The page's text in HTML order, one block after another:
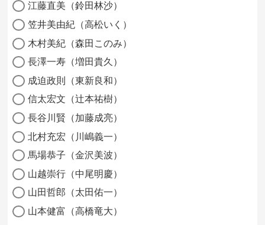
江藤直美（鈴田林沙）
笠井美由紀（高松いく）
木村美紀（森田このみ）
長澤一寿（増田貴久）
成迫政則（東新良和）
信太宏文（辻本祐樹）
長谷川賢（加藤成亮）
北村充宏（川嶋義一）
馬場恭子（金沢美波）
山越崇行（中尾明慶）
山田哲郎（太田佑一）
山本健富（高橋竜大）